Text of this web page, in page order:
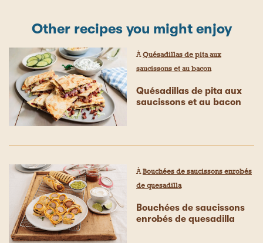
Other recipes you might enjoy
ÀQuésadillas de pita aux
saucissons et au bacon
Quésadillas de pita aux
saucissons et au bacon
À Bouchées de saucissons enrobés
de quesadilla
Bouchées de saucissons
enrobés de quesadilla